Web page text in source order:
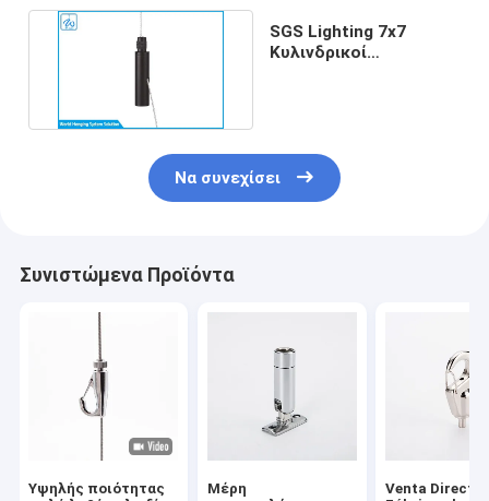
SGS Lighting 7x7
Κυλινδρικοί
Να συνεχίσει
Συνιστώμενα Προϊόντα
Υψηλής ποιότητας
Μέρη
Venta Directa